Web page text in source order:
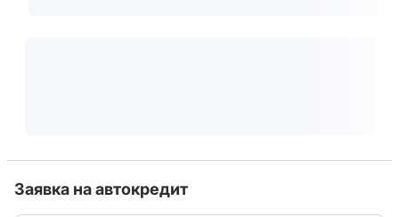
Заявка на автокредит